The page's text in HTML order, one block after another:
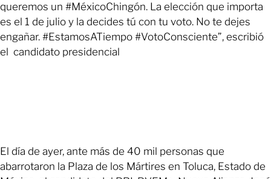
queremos un #MéxicoChingón. La elección que importa
es el 1 de julio y la decides tú con tu voto. No te dejes
engañar. #EstamosATiempo #VotoConsciente”, escribió
el candidato presidencial
El día de ayer, ante más de 40 mil personas que
abarrotaron la Plaza de los Mártires en Toluca, Estado de